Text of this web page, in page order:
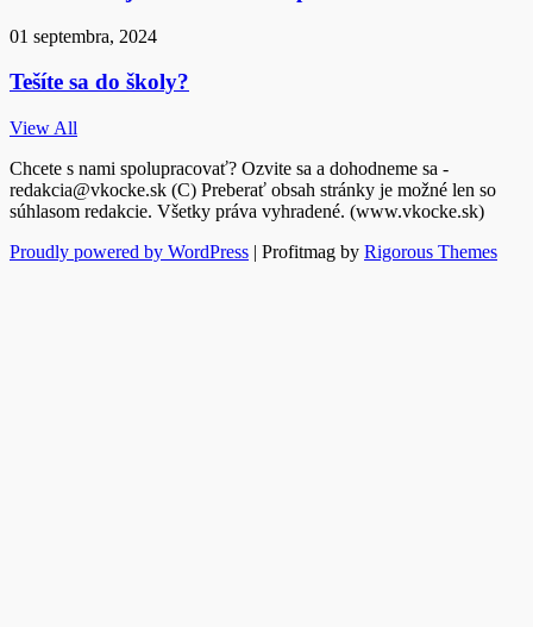
01 septembra, 2024
Tešíte sa do školy?
View All
Chcete s nami spolupracovať? Ozvite sa a dohodneme sa -
redakcia@vkocke.sk (C) Preberať obsah stránky je možné len so
súhlasom redakcie. Všetky práva vyhradené. (www.vkocke.sk)
Proudly powered by WordPress | Profitmag by Rigorous Themes